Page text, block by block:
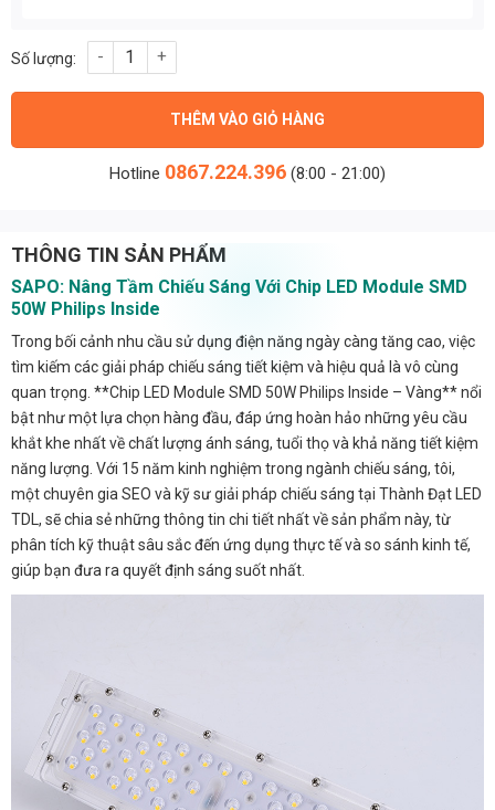
Chip led Module SMD 50W Philips Inside - Vàng: Input 42V 56
THÊM VÀO GIỎ HÀNG
Hotline 0867.224.396 (8:00 - 21:00)
THÔNG TIN SẢN PHẨM
SAPO: Nâng Tầm Chiếu Sáng Với Chip LED Module SMD
50W Philips Inside
Trong bối cảnh nhu cầu sử dụng điện năng ngày càng tăng cao, việc
tìm kiếm các giải pháp chiếu sáng tiết kiệm và hiệu quả là vô cùng
quan trọng. **Chip LED Module SMD 50W Philips Inside – Vàng** nổi
bật như một lựa chọn hàng đầu, đáp ứng hoàn hảo những yêu cầu
khắt khe nhất về chất lượng ánh sáng, tuổi thọ và khả năng tiết kiệm
năng lượng. Với 15 năm kinh nghiệm trong ngành chiếu sáng, tôi,
một chuyên gia SEO và kỹ sư giải pháp chiếu sáng tại Thành Đạt LED
TDL, sẽ chia sẻ những thông tin chi tiết nhất về sản phẩm này, từ
phân tích kỹ thuật sâu sắc đến ứng dụng thực tế và so sánh kinh tế,
giúp bạn đưa ra quyết định sáng suốt nhất.